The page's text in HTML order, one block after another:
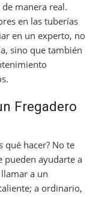
manera real.
en las tuberías
en un experto, no
sino que también
Fregadero
qué hacer? No te
pueden ayudarte a
a un
a ordinario,